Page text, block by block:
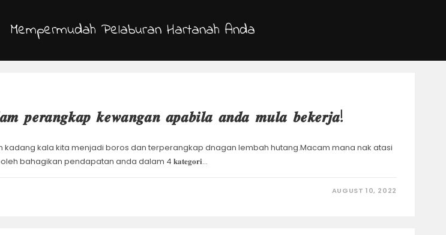
Mempermudah Pelaburan Hartanah Anda
𝒑𝒆𝒓𝒂𝒏𝒈𝒌𝒂𝒑 𝒌𝒆𝒘𝒂𝒏𝒈𝒂𝒏 𝒂𝒑𝒂𝒃𝒊𝒍𝒂 𝒂𝒏𝒅𝒂 𝒎𝒖𝒍𝒂 𝒃𝒆𝒌𝒆𝒓𝒋𝒂!
kadang kala kita menjadi boros dan terperangkap dnagan lembah hutang.Macam mana nak atasi
bahagikan pendapatan anda dalam 4 𝐤𝐚𝐭𝐞𝐠𝐨𝐫𝐢…
AUGUST 10, 2022